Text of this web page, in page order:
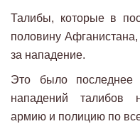
Талибы, которые в
половину Афганистана,
за нападение.
Это было последнее
нападений талибов
армию и полицию по